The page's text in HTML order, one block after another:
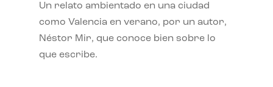
Un relato ambientado en una ciudad
como Valencia en verano, por un autor,
Néstor Mir, que conoce bien sobre lo
que escribe.